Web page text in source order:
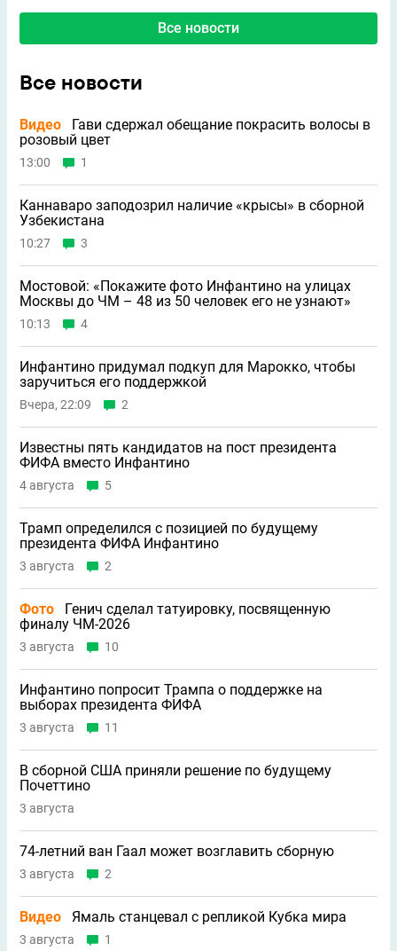
Все новости
Все новости
Видео
Гави сдержал обещание покрасить волосы в
розовый цвет
13:00 1
Каннаваро заподозрил наличие «крысы» в сборной
Узбекистана
10:27 3
Мостовой: «Покажите фото Инфантино на улицах
Москвы до ЧМ – 48 из 50 человек его не узнают»
10:13 4
Инфантино придумал подкуп для Марокко, чтобы
заручиться его поддержкой
Вчера, 22:09 2
Известны пять кандидатов на пост президента
ФИФА вместо Инфантино
4 августа 5
Трамп определился с позицией по будущему
президента ФИФА Инфантино
3 августа 2
Фото
Генич сделал татуировку, посвященную
финалу ЧМ-2026
3 августа 10
Инфантино попросит Трампа о поддержке на
выборах президента ФИФА
3 августа 11
В сборной США приняли решение по будущему
Почеттино
3 августа
74-летний ван Гаал может возглавить сборную
3 августа 2
Видео Ямаль станцевал с репликой Кубка мира
3 августа 1